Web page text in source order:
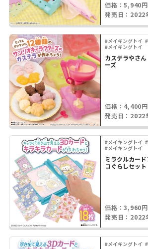
価格：5,940円
発売日：2022
#メイキングトイ
#メイキングトイ
カステラやさ
ーズ
価格：4,400円
発売日：2022
#メイキングトイ
#メイキングトイ
ミラクルカー
コぐらしセット
価格：3,960円
発売日：2022
#メイキングトイ